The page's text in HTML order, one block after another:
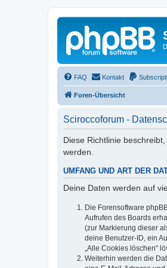
FAQ Kontakt
Foren-Übersicht
Sciroccoforum -
Diese Richtlinie
werden.
UMFANG UND ART DER
Deine Daten werden auf
Die Forensoftware
Aufrufen des Boards
(zur Markierung dieser
deine Benutzer-ID, ein
„Alle Cookies löschen“
Weiterhin werden die